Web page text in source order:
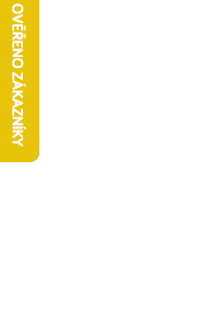
P
o
s
t
r
a